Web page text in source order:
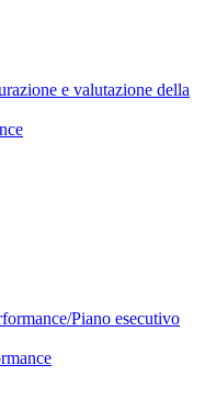
e valutazione della
Piano esecutivo